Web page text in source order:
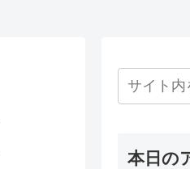
本日の